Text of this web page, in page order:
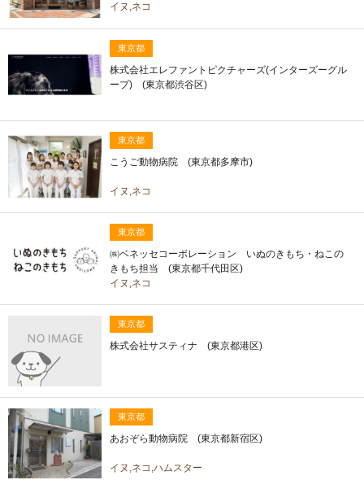
イヌ,ネコ
東京都
株式会社エレファントピクチャーズ(インターズーグル
ープ) (東京都渋谷区)
東京都
こうご動物病院 (東京都多摩市)
イヌ,ネコ
東京都
㈱ベネッセコーポレーション いぬのきもち・ねこの
きもち担当 (東京都千代田区)
イヌ,ネコ
東京都
株式会社サスティナ (東京都港区)
東京都
あおぞら動物病院 (東京都新宿区)
イヌ,ネコ,ハムスター